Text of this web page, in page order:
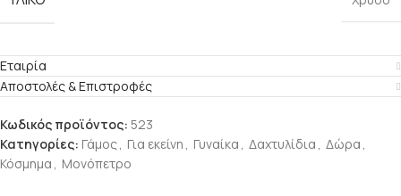
Εταιρία
Αποστολές & Επιστροφές
Κωδικός προϊόντος: 523
Κατηγορίες: Γάμος, Για εκείνη , Γυναίκα , Δαχτυλίδια , Δώρα ,
Κόσμημα , Μονόπετρο